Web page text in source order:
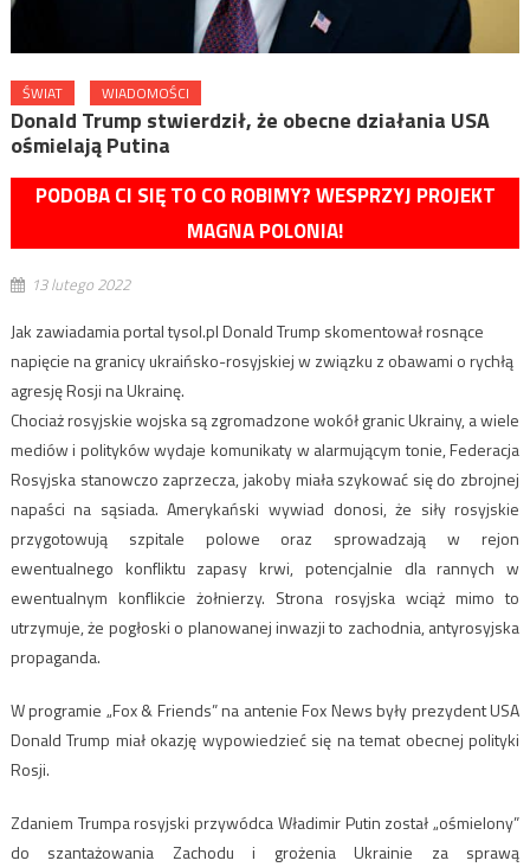
ŚWIAT WIADOMOŚCI
Donald Trump stwierdził, że obecne działania USA
ośmielają Putina
PODOBA CI SIĘ TO CO ROBIMY? WESPRZYJ PROJEKT
MAGNA POLONIA!
13 lutego 2022
Jak zawiadamia portal tysol.pl Donald Trump skomentował rosnące
napięcie na granicy ukraińsko-rosyjskiej w związku z obawami o rychłą
agresję Rosji na Ukrainę.
Chociaż rosyjskie wojska są zgromadzone wokół granic Ukrainy, a wiele
mediów i polityków wydaje komunikaty w alarmującym tonie, Federacja
Rosyjska stanowczo zaprzecza, jakoby miała szykować się do zbrojnej
napaści na sąsiada. Amerykański wywiad donosi, że siły rosyjskie
przygotowują szpitale polowe oraz sprowadzają w rejon
ewentualnego konfliktu zapasy krwi, potencjalnie dla rannych w
ewentualnym konflikcie żołnierzy. Strona rosyjska wciąż mimo to
utrzymuje, że pogłoski o planowanej inwazji to zachodnia, antyrosyjska
propaganda.
W programie „Fox & Friends” na antenie Fox News były prezydent USA
Donald Trump miał okazję wypowiedzieć się na temat obecnej polityki
Rosji.
Zdaniem Trumpa rosyjski przywódca Władimir Putin został „ośmielony”
do szantażowania Zachodu i grożenia Ukrainie za sprawą